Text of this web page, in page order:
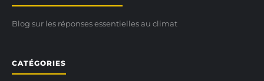
Blog sur les réponses essentielles au climat
CATÉGORIES